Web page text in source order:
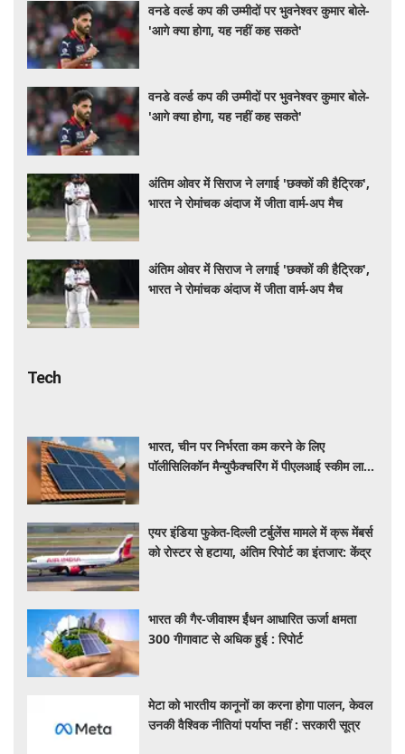
वनडे वर्ल्ड कप की उम्मीदों पर भुवनेश्वर कुमार बोले-
'आगे क्या होगा, यह नहीं कह सकते'
वनडे वर्ल्ड कप की उम्मीदों पर भुवनेश्वर कुमार बोले-
'आगे क्या होगा, यह नहीं कह सकते'
अंतिम ओवर में सिराज ने लगाई 'छक्कों की हैट्रिक',
भारत ने रोमांचक अंदाज में जीता वार्म-अप मैच
अंतिम ओवर में सिराज ने लगाई 'छक्कों की हैट्रिक',
भारत ने रोमांचक अंदाज में जीता वार्म-अप मैच
Tech
भारत, चीन पर निर्भरता कम करने के लिए
पॉलीसिलिकॉन मैन्युफैक्चरिंग में पीएलआई स्कीम लाने
एयर इंडिया फुकेत-दिल्ली टर्बुलेंस मामले में क्रू मेंबर्स
को रोस्टर से हटाया, अंतिम रिपोर्ट का इंतजार: केंद्र
भारत की गैर-जीवाश्म ईंधन आधारित ऊर्जा क्षमता
300 गीगावाट से अधिक हुई : रिपोर्ट
मेटा को भारतीय कानूनों का करना होगा पालन, केवल
उनकी वैश्विक नीतियां पर्याप्त नहीं : सरकारी सूत्र